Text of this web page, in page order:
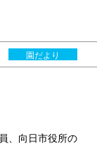
園だより
、向日市役所の